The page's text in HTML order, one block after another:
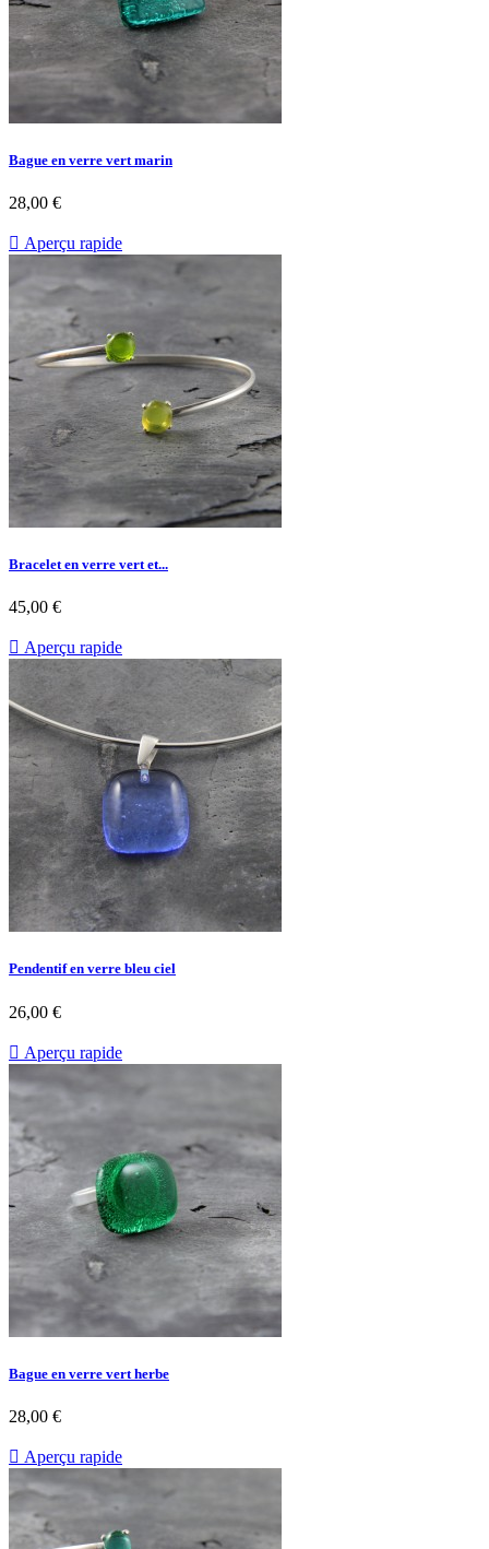
Bague en verre vert marin
28,00 €
 Aperçu rapide
Bracelet en verre vert et...
45,00 €
 Aperçu rapide
Pendentif en verre bleu ciel
26,00 €
 Aperçu rapide
Bague en verre vert herbe
28,00 €
 Aperçu rapide